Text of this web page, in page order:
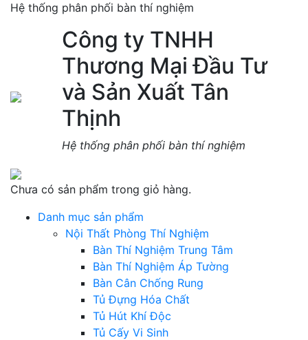
Hệ thống phân phối bàn thí nghiệm
Công ty TNHH
Thương Mại Đầu Tư
và Sản Xuất Tân
Thịnh
Hệ thống phân phối bàn thí nghiệm
Chưa có sản phẩm trong giỏ hàng.
Danh mục sản phẩm
Nội Thất Phòng Thí Nghiệm
Bàn Thí Nghiệm Trung Tâm
Bàn Thí Nghiệm Áp Tường
Bàn Cân Chống Rung
Tủ Đựng Hóa Chất
Tủ Hút Khí Độc
Tủ Cấy Vi Sinh